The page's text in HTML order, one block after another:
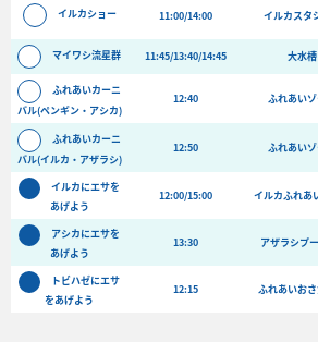
フード&シ
バーベキュ
よくある質問
アクセス＆
ビ
イルカショー 11:00/14:00 イルカスタ
マイワシ流星群 11:45/13:40/14:45 大水槽
ふれあいカーニ
バル(ペンギン・アシカ)
12:40 ふれあい
ふれあいカーニ
バル(イルカ・アザラシ)
12:50 ふれあい
イルカにエサを
あげよう
12:00/15:00 イルカふれあ
アシカにエサを
あげよう
13:30 アザラシプ
トビハゼにエサ
をあげよう
12:15 ふれあいお